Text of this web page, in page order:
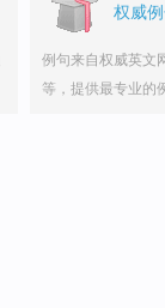
权威
例句来自权威英文
等，提供最专业的